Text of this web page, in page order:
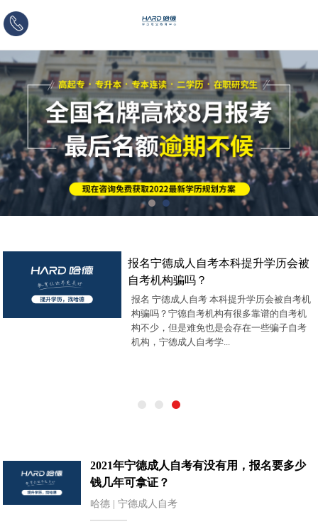
线：
报名宁德成人自考本科提升学历会被
自考机构骗吗？
报名 宁德成人自考 本科提升学历会被自考机
构骗吗？宁德自考机构有很多靠谱的自考机
构不少，但是难免也是会存在一些骗子自考
机构，宁德成人自考学...
2021年宁德成人自考有没有用，报名要多少
钱几年可拿证？
哈德 | 宁德成人自考